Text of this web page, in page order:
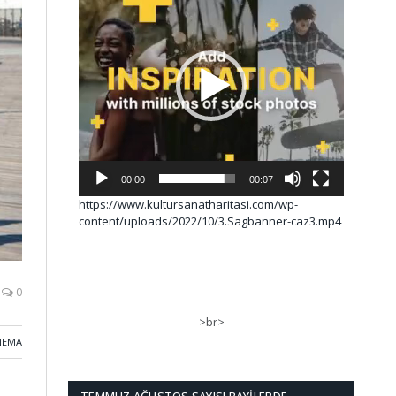
0
00:00 00:07
https://www.kultursanatharitasi.com/wp-
content/uploads/2022/10/3.Sagbanner-caz3.mp4
>br>